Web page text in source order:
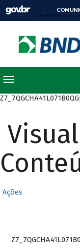
Ações